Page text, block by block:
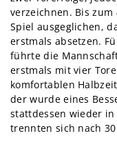
verzeichnen. Bis
Spiel ausgeglichen,
erstmals absetzen.
führte die
erstmals mit vier
komfortablen
der wurde eines
stattdessen wieder
trennten sich nach